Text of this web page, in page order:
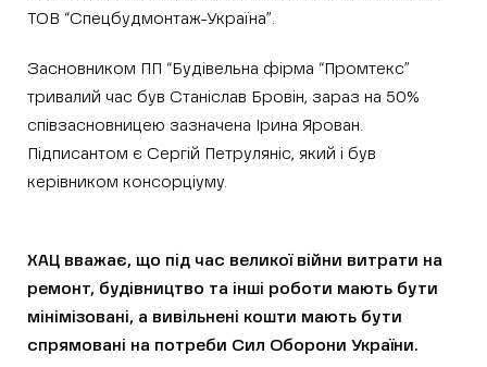
ТОВ “Спецбудмонтаж-Україна”.
Засновником ПП “Будівельна фірма “Промтекс”
тривалий час був Станіслав Бровін, зараз на 50%
співзасновницею зазначена Ірина Ярован.
Підписантом є Сергій Петруляніс, який і був
керівником консорціуму.
ХАЦ вважає, що під час великої війни витрати на
ремонт, будівництво та інші роботи мають бути
мінімізовані, а вивільнені кошти мають бути
спрямовані на потреби Сил Оборони України.